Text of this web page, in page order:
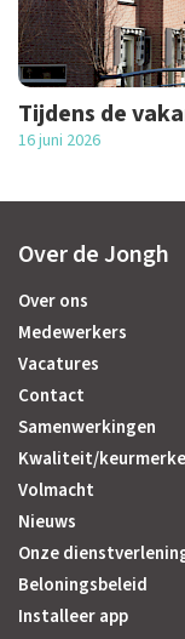
Tijdens de
16 juni 2026
Over de Jongh
Over ons
Medewerkers
Vacatures
Contact
Samenwerkingen
Kwaliteit/
Volmacht
Nieuws
Onze
Beloningsbeleid
Installeer app